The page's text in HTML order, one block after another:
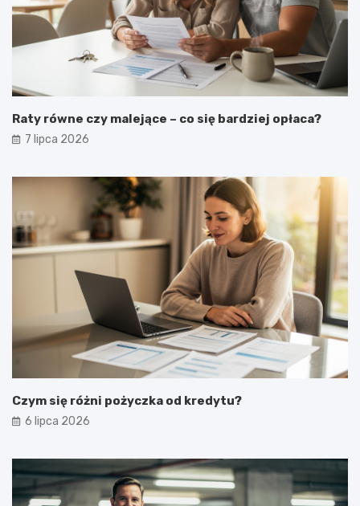
Raty równe czy malejące – co się bardziej opłaca?
7 lipca 2026
Czym się różni pożyczka od kredytu?
6 lipca 2026